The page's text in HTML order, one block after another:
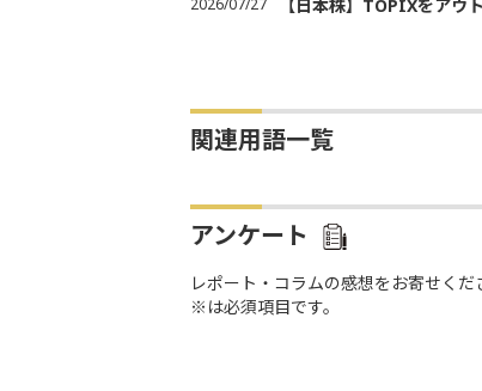
【日本株】TOPIXをアウ
関連用語一覧
アンケート
レポート・コラムの感想をお寄せく
※は必須項目です。